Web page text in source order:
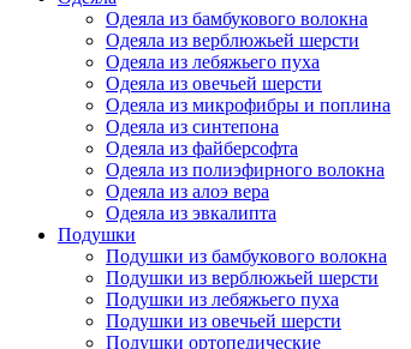
Одеяла из бамбукового волокна
Одеяла из верблюжьей шерсти
Одеяла из лебяжьего пуха
Одеяла из овечьей шерсти
Одеяла из микрофибры и поплина
Одеяла из синтепона
Одеяла из файберсофта
Одеяла из полиэфирного волокна
Одеяла из алоэ вера
Одеяла из эвкалипта
Подушки
Подушки из бамбукового волокна
Подушки из верблюжьей шерсти
Подушки из лебяжьего пуха
Подушки из овечьей шерсти
Подушки ортопедические